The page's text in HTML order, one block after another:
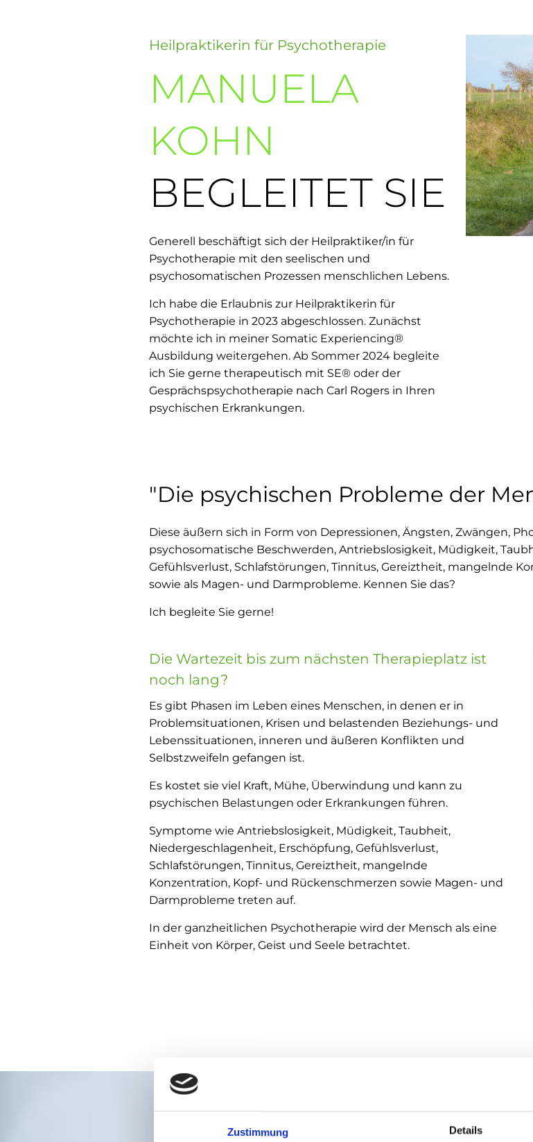
Zustimmung Details
Heilpraktikerin für Psychotherapie
MANUELA
KOHN
BEGLEITET SIE
Generell beschäftigt sich der Heilpraktiker/in für
Psychotherapie mit den seelischen und
psychosomatischen Prozessen menschlichen Lebens.
Ich habe die Erlaubnis zur Heilpraktikerin für
Psychotherapie in 2023 abgeschlossen. Zunächst
möchte ich in meiner Somatic Experiencing®
Ausbildung weitergehen. Ab Sommer 2024 begleite
ich Sie gerne therapeutisch mit SE® oder der
Gesprächspsychotherapie nach Carl Rogers in Ihren
psychischen Erkrankungen.
"Die psychischen Probleme der
Diese äußern sich in Form von Depressionen, Ängsten, Zwängen,
psychosomatische Beschwerden, Antriebslosigkeit, Müdigkeit,
Gefühlsverlust, Schlafstörungen, Tinnitus, Gereiztheit, mangelnde
sowie als Magen- und Darmprobleme. Kennen Sie das?
Ich begleite Sie gerne!
Die Wartezeit bis zum nächsten Therapieplatz ist
noch lang?
Es gibt Phasen im Leben eines Menschen, in denen er in
Problemsituationen, Krisen und belastenden Beziehungs- und
Lebenssituationen, inneren und äußeren Konflikten und
Selbstzweifeln gefangen ist.
Es kostet sie viel Kraft, Mühe, Überwindung und kann zu
psychischen Belastungen oder Erkrankungen führen.
Symptome wie Antriebslosigkeit, Müdigkeit, Taubheit,
Niedergeschlagenheit, Erschöpfung, Gefühlsverlust,
Schlafstörungen, Tinnitus, Gereiztheit, mangelnde
Konzentration, Kopf- und Rückenschmerzen sowie Magen- und
Darmprobleme treten auf.
In der ganzheitlichen Psychotherapie wird der Mensch als eine
Einheit von Körper, Geist und Seele betrachtet.